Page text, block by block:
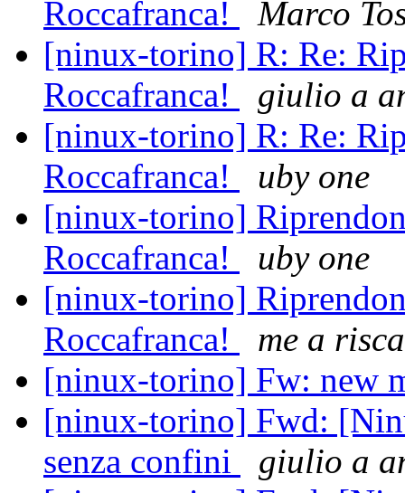
Roccafranca!
Marco
[ninux-torino] R: Re:
Roccafranca!
giulio a
[ninux-torino] R: Re:
Roccafranca!
uby one
[ninux-torino]
Roccafranca!
uby one
[ninux-torino]
Roccafranca!
me a
[ninux-torino] Fw: new
[ninux-torino] Fwd:
senza confini
giulio a